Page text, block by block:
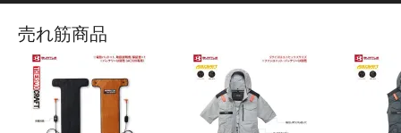
売れ筋商品